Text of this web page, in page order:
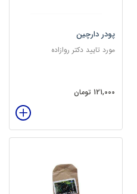
پودر دارچین
مورد تایید دکتر روازاده
121,000 تومان